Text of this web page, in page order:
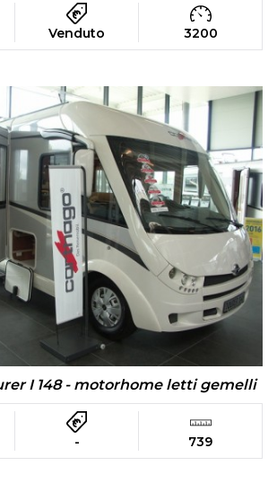
Venduto 3200
I 148 - motorhome letti gemelli
- 739